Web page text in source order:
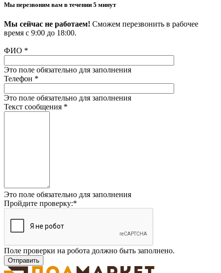
Мы перезвоним вам в течении 5 минут
Мы сейчас не работаем! Сможем перезвонить в рабочее
время с 9:00 до 18:00.
ФИО *
Это поле обязательно для заполнения
Телефон *
Это поле обязательно для заполнения
Текст сообщения *
Это поле обязательно для заполнения
Пройдите проверку:*
Поле проверки на робота должно быть заполнено.